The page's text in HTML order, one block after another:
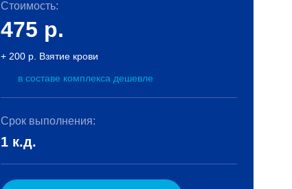
Стоимость:
475 р.
+ 200 р. Взятие крови
в составе комплекса дешевле
Срок выполнения:
1 к.д.